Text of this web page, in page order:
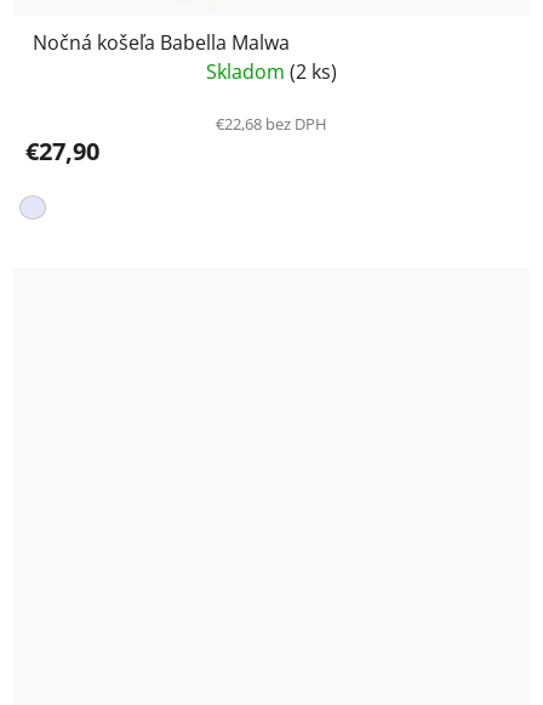
Nočná košeľa Babella Malwa
Skladom (2 ks)
€22,68 bez DPH
€27,90